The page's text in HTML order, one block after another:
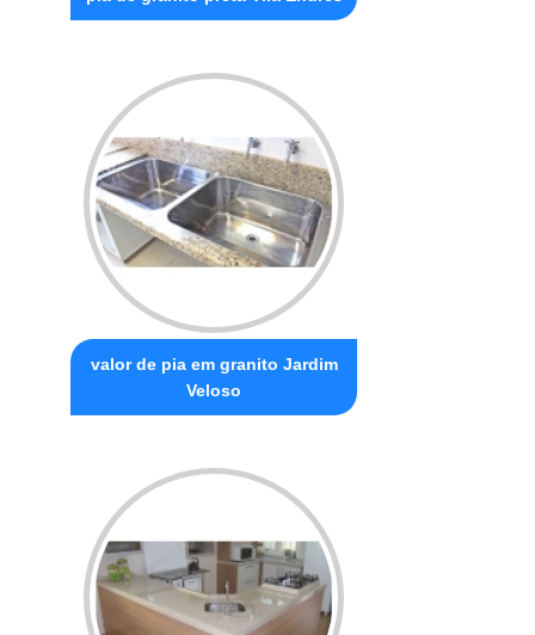
valor de pia em granito Jardim
Veloso